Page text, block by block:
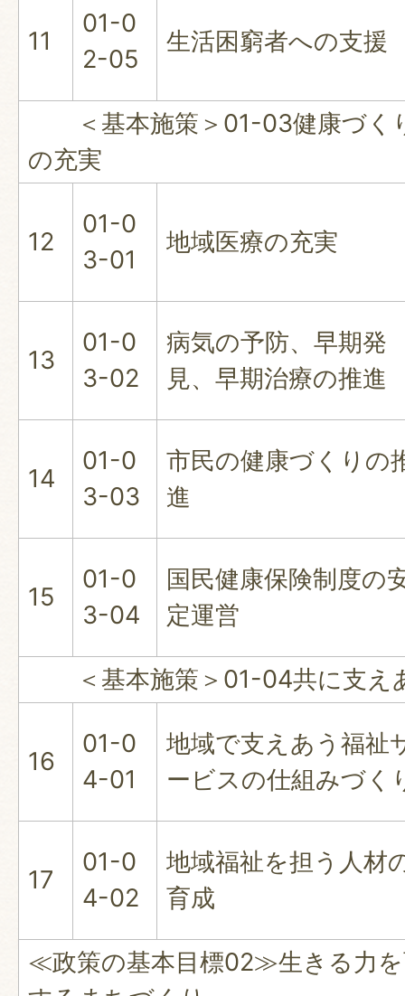
11
01-0
2-05
生活困窮者への支援
＜基本施策＞01-03健康づく
の充実
12
01-0
3-01
地域医療の充実
13
01-0
3-02
病気の予防、早期発
見、早期治療の推進
14
01-0
3-03
市民の健康づくりの
進
15
01-0
3-04
国民健康保険制度の
定運営
＜基本施策＞01-04共に支え
16
01-0
4-01
地域で支えあう福祉
ービスの仕組みづく
17
01-0
4-02
地域福祉を担う人材
育成
≪政策の基本目標02≫生きる力を